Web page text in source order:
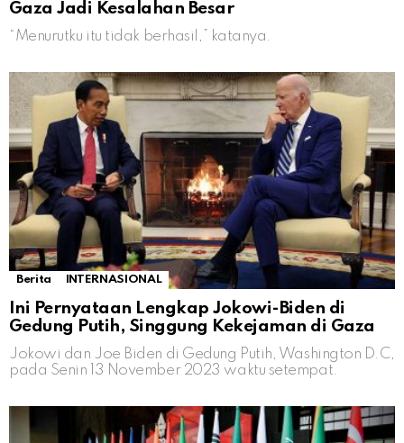
Gaza Jadi Kesalahan Besar
“Menurutku itu tidak berhasil,” katanya.
Berita INTERNASIONAL
Ini Pernyataan Lengkap Jokowi-Biden di
Gedung Putih, Singgung Kekejaman di Gaza
Jokowi dan Joe Biden di Gedung Putih, Washington D.C,
pada Senin 13 November 2023 waktu setempat.